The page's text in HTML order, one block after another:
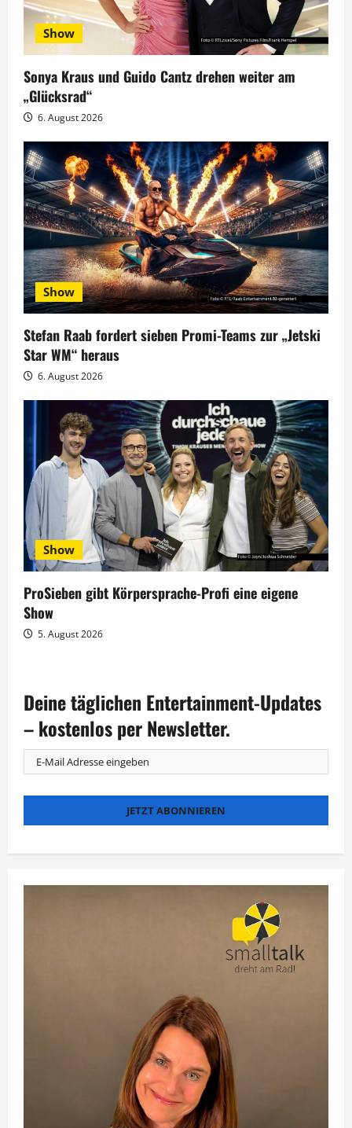
v
i
g
a
t
i
o
n
Show
Sonya Kraus und Guido Cantz drehen weiter am
„Glücksrad“
6. August 2026
Show
Stefan Raab fordert sieben Promi-Teams zur „Jetski
Star WM“ heraus
6. August 2026
Show
ProSieben gibt Körpersprache-Profi eine eigene
Show
5. August 2026
Deine täglichen Entertainment-Updates
– kostenlos per Newsletter.